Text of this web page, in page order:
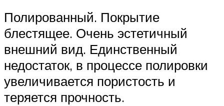
Полированный. Покрытие
блестящее. Очень эстетичный
внешний вид. Единственный
недостаток, в процессе полировки
увеличивается пористость и
теряется прочность.